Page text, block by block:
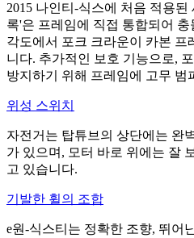
2015 나인티-식스에 처음 적용
록'은 프레임에 직접 통합되어
각도에서 포크 크라운이 카본
니다. 추가적인 보호 기능으로,
방지하기 위해 프레임에 고무 범
위성 스위치
자전거는 탑튜브의 상단에는 완
가 있으며, 모터 바로 위에는 잘
고 있습니다.
기발한 휠의 조합
e원-식스티는 정확한 조향, 뛰어